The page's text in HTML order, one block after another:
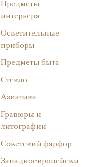
Предметы
интерьера
Осветительные
приборы
Предметы быта
Стекло
Азиатика
Гравюры и
литографии
Советский фарфор
Западноевропейски